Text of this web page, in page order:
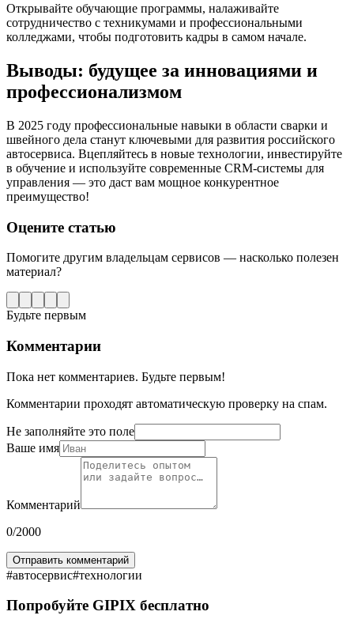
Открывайте обучающие программы, налаживайте
сотрудничество с техникумами и профессиональными
колледжами, чтобы подготовить кадры в самом начале.
Выводы: будущее за инновациями и
профессионализмом
В 2025 году профессиональные навыки в области сварки и
швейного дела станут ключевыми для развития российского
автосервиса. Вцепляйтесь в новые технологии, инвестируйте
в обучение и используйте современные CRM-системы для
управления — это даст вам мощное конкурентное
преимущество!
Оцените статью
Помогите другим владельцам сервисов — насколько полезен
материал?
Будьте первым
Комментарии
Пока нет комментариев. Будьте первым!
Комментарии проходят автоматическую проверку на спам.
Не заполняйте это поле
Ваше имя
Комментарий
0/2000
Отправить комментарий
#автосервис#технологии
Попробуйте GIPIX бесплатно